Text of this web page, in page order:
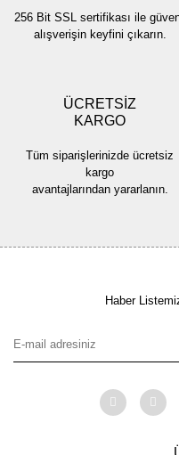
Bu ürüne benzer farklı
256 Bit SSL sertifikası ile
alışverişin keyfini çıkarın.
ÜCRETSİZ
KARGO
Tüm siparişlerinizde ücretsiz
kargo
avantajlarından yararlanın.
Haber